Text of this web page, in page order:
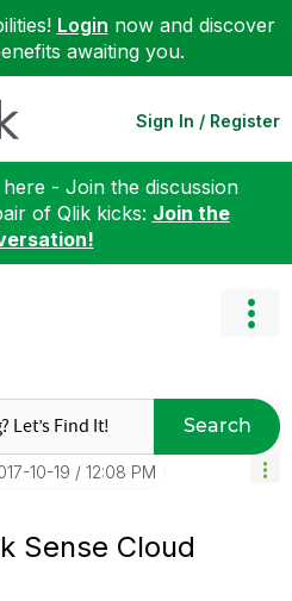
Login now and discover
awaiting you.
Sign In / Register
- Join the discussion
of Qlik kicks: Join the
Search
10-19 12:08 PM
Sense Cloud